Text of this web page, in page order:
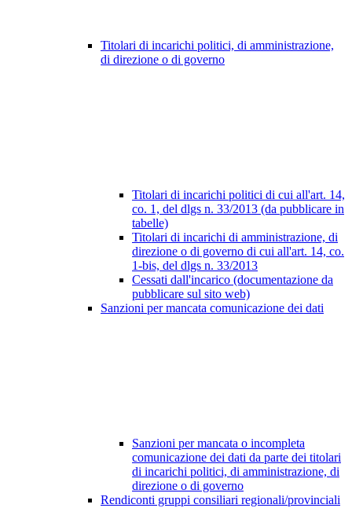
Titolari di incarichi politici, di amministrazione,
di direzione o di governo
Titolari di incarichi politici di cui all'art. 14,
co. 1, del dlgs n. 33/2013 (da pubblicare in
tabelle)
Titolari di incarichi di amministrazione, di
direzione o di governo di cui all'art. 14, co.
1-bis, del dlgs n. 33/2013
Cessati dall'incarico (documentazione da
pubblicare sul sito web)
Sanzioni per mancata comunicazione dei dati
Sanzioni per mancata o incompleta
comunicazione dei dati da parte dei titolari
di incarichi politici, di amministrazione, di
direzione o di governo
Rendiconti gruppi consiliari regionali/provinciali